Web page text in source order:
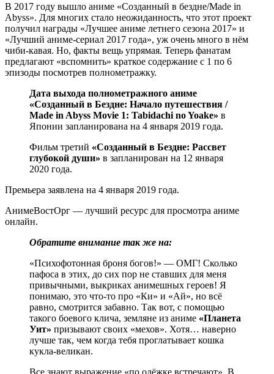
В 2017 году вышло аниме «Созданный в бездне/Made in
Abyss». Для многих стало неожиданность, что этот проект
получил награды «Лучшее аниме летнего сезона 2017» и
«Лучший аниме-сериал 2017 года», уж очень много в нём
чиби-кавая. Но, факты вещь упрямая. Теперь фанатам
предлагают «вспомнить» краткое содержание с 1 по 6
эпизоды посмотрев полнометражку.
Дата выхода полнометражного аниме
«Созданный в Бездне: Начало путешествия /
Made in Abyss Movie 1: Tabidachi no Yoake» в
Японии запланирована на 4 января 2019 года.
Фильм третий «Созданный в Бездне: Рассвет
глубокой души» в запланирован на 12 января
2020 года.
Премьера заявлена на 4 января 2019 года.
АнимеВостОрг — лучший ресурс для просмотра аниме
онлайн.
Обратите внимание так же на:
«Психофотонная броня богов!» — ОМГ! Сколько
пафоса в этих, до сих пор не ставших для меня
привычными, выкриках анимешных героев! Я
понимаю, это что-то про «Ки» и «Ай», но всё
равно, смотрится забавно. Так вот, с помощью
такого боевого клича, земляне из аниме «Планета
Уит» призывают своих «мехов». Хотя… наверно
лучше так, чем когда тебя проглатывает кошка
кукла-великан.
Все знают выражение «по одёжке встречают». В